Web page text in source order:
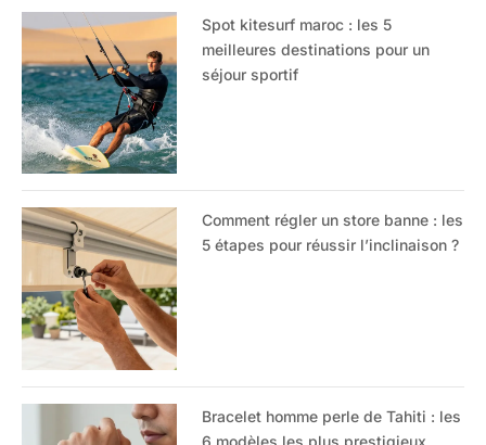
Spot kitesurf maroc : les 5
meilleures destinations pour un
séjour sportif
Comment régler un store banne : les
5 étapes pour réussir l’inclinaison ?
Bracelet homme perle de Tahiti : les